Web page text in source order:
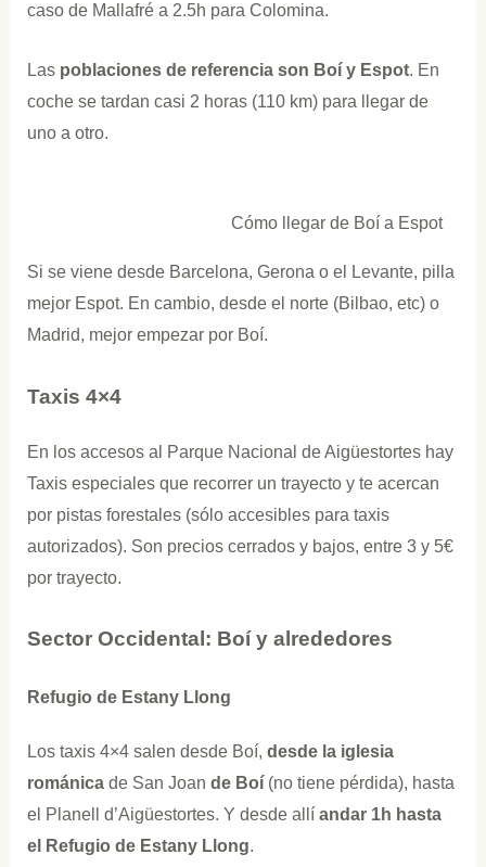
caso de Mallafré a 2.5h para Colomina.
Las poblaciones de referencia son Boí y Espot. En
coche se tardan casi 2 horas (110 km) para llegar de
uno a otro.
Cómo llegar de Boí a Espot
Si se viene desde Barcelona, Gerona o el Levante, pilla
mejor Espot. En cambio, desde el norte (Bilbao, etc) o
Madrid, mejor empezar por Boí.
Taxis 4×4
En los accesos al Parque Nacional de Aigüestortes hay
Taxis especiales que recorrer un trayecto y te acercan
por pistas forestales (sólo accesibles para taxis
autorizados). Son precios cerrados y bajos, entre 3 y 5€
por trayecto.
Sector Occidental: Boí y alrededores
Refugio de Estany Llong
Los taxis 4×4 salen desde Boí, desde la iglesia
románica de San Joan de Boí (no tiene pérdida), hasta
el Planell d’Aigüestortes. Y desde allí andar 1h hasta
el Refugio de Estany Llong.